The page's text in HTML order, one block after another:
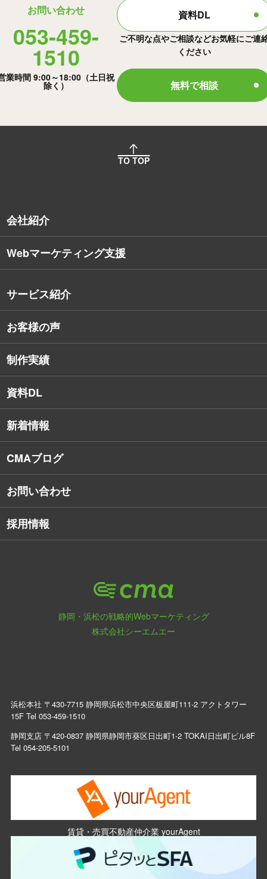
お問い合わせ
053-459-
1510
業時間 9:00～18:00（土日祝
除く）
資料DL
ご不明な点やご相談などお気軽にご連
ください
無料で相談
TO TOP
会社紹介
会社概要
デザイナー・エンジニア紹介
社員保有資格
Webマーケティング支援
サービス紹介
戦略的Webサイト制作
インターネット広告
SEO対策
Webアプリケーション開発
お客様の声
制作実績
資料DL
新着情報
CMAブログ
お問い合わせ
採用情報
静岡・浜松の戦略的Webマーケティング
株式会社シーエムエー
浜松本社 〒430-7715 静岡県浜松市中央区板屋町111-2 アクトタワー
15F Tel 053-459-1510
静岡支店 〒420-0837 静岡県静岡市葵区日出町1-2 TOKAI日出町ビル8F
Tel 054-205-5101
賃貸・売買不動産仲介業 yourAgent